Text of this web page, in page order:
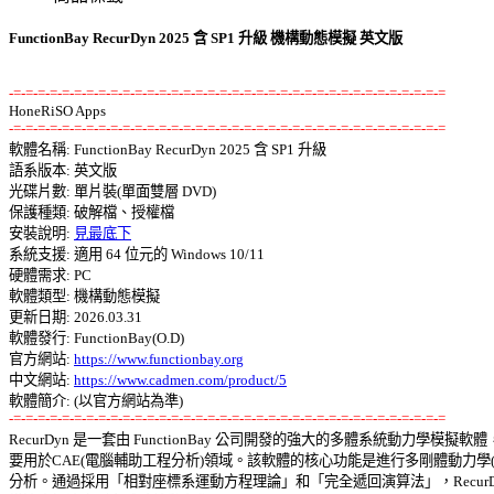
FunctionBay RecurDyn 2025 含 SP1 升級 機構動態模擬 英文版
-=-=-=-=-=-=-=-=-=-=-=-=-=-=-=-=-=-=-=-=-=-=-=-=-=-=-=-=-=-=-=-=-=-=-=-=
-=-=-=-=-=-=-=-=-=-=-=-=-=-=-=-=-=-=-=-=-=-=-=-=-=-=-=-=-=-=-=-=-=-=-=-=
軟體名稱: FunctionBay RecurDyn 2025 含 SP1 升級
語系版本: 英文版
光碟片數: 單片裝(單面雙層 DVD)
保護種類: 破解檔、授權檔
安裝說明: 見最底下
系統支援: 適用 64 位元的 Windows 10/11
硬體需求: PC
軟體類型: 機構動態模擬
更新日期: 2026.03.31
軟體發行: FunctionBay(O.D)
官方網站: https://www.functionbay.org
中文網站: https://www.cadmen.com/product/5
-=-=-=-=-=-=-=-=-=-=-=-=-=-=-=-=-=-=-=-=-=-=-=-=-=-=-=-=-=-=-=-=-=-=-=-=
RecurDyn 是一套由 FunctionBay 公司開發的強大的多體系統動力學模擬軟體
要用於CAE(電腦輔助工程分析)領域。該軟體的核心功能是進行多剛體動力
分析。通過採用「相對座標系運動方程理論」和「完全遞回演算法」，